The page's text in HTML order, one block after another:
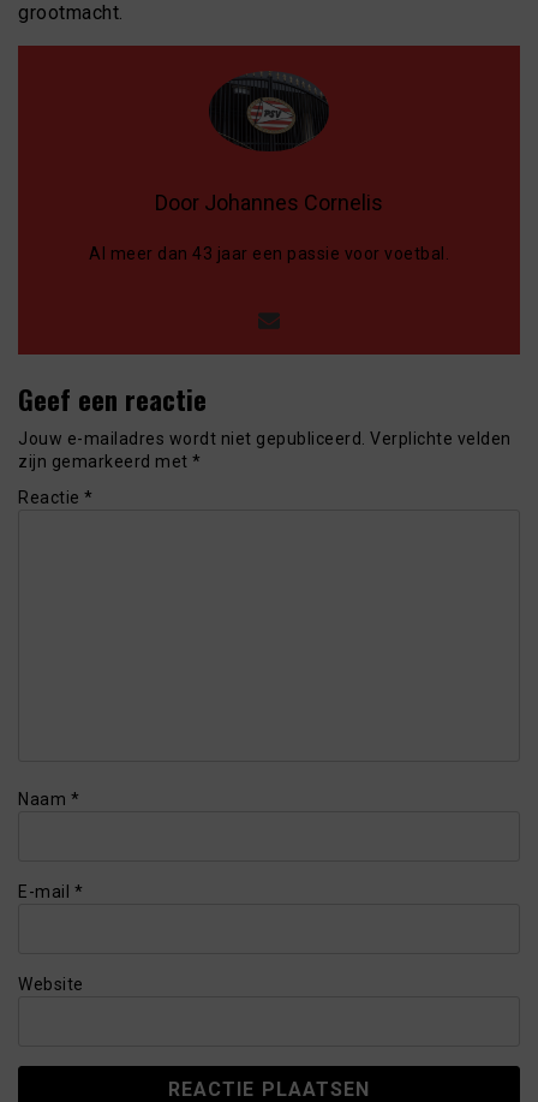
grootmacht.
Door Johannes Cornelis
Al meer dan 43 jaar een passie voor voetbal.
Geef een reactie
Jouw e-mailadres wordt niet gepubliceerd. Verplichte velden
zijn gemarkeerd met *
Reactie *
Naam *
E-mail *
Website